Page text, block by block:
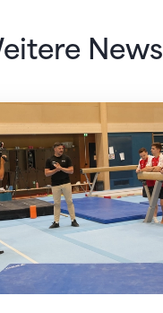
News
nach Zagreb